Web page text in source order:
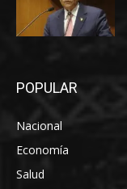
POPULAR
Nacional
Economía
Salud